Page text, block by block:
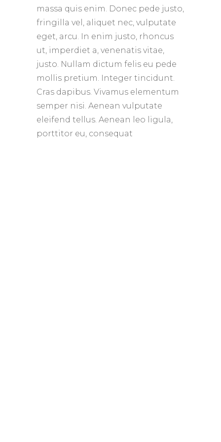
massa quis enim. Donec pede justo,
fringilla vel, aliquet nec, vulputate
eget, arcu. In enim justo, rhoncus
ut, imperdiet a, venenatis vitae,
justo. Nullam dictum felis eu pede
mollis pretium. Integer tincidunt.
Cras dapibus. Vivamus elementum
semper nisi. Aenean vulputate
eleifend tellus. Aenean leo ligula,
porttitor eu, consequat